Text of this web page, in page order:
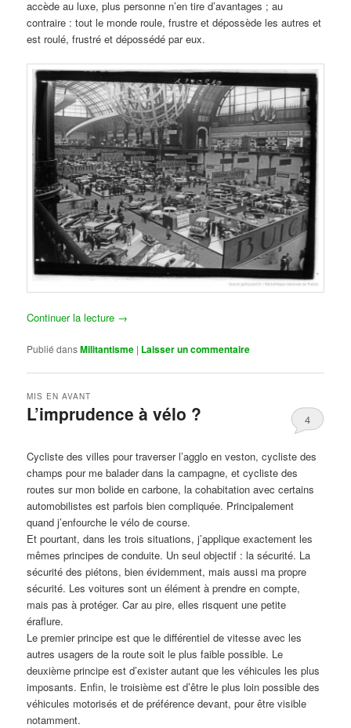
accède au luxe, plus personne n’en tire d’avantages ; au
contraire : tout le monde roule, frustre et dépossède les autres et
est roulé, frustré et dépossédé par eux.
Continuer la lecture →
Publié dansMilitantisme | Laisser un commentaire
L’imprudence à vélo ?
MIS EN AVANT
4
Cycliste des villes pour traverser l’agglo en veston, cycliste des
champs pour me balader dans la campagne, et cycliste des
routes sur mon bolide en carbone, la cohabitation avec certains
automobilistes est parfois bien compliquée. Principalement
quand j’enfourche le vélo de course.
Et pourtant, dans les trois situations, j’applique exactement les
mêmes principes de conduite. Un seul objectif : la sécurité. La
sécurité des piétons, bien évidemment, mais aussi ma propre
sécurité. Les voitures sont un élément à prendre en compte,
mais pas à protéger. Car au pire, elles risquent une petite
éraflure.
Le premier principe est que le différentiel de vitesse avec les
autres usagers de la route soit le plus faible possible. Le
deuxième principe est d’exister autant que les véhicules les plus
imposants. Enfin, le troisième est d’être le plus loin possible des
véhicules motorisés et de préférence devant, pour être visible
notamment.